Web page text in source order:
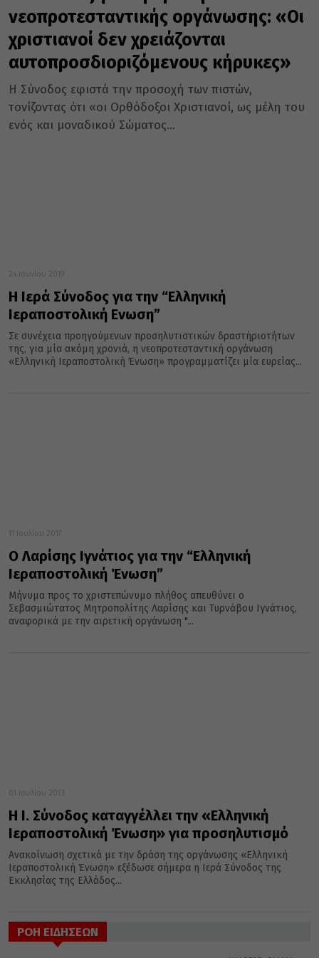
νεοπροτεσταντικής οργάνωσης: «Οι
χριστιανοί δεν χρειάζονται
αυτοπροσδιοριζόμενους κήρυκες»
Η Σύνοδος εφιστά την προσοχή των πιστών,
τονίζοντας ότι «οι Ορθόδοξοι Χριστιανοί, ως μέλη του
ενός και μοναδικού Σώματος...
24 Ιουνίου 2019
Η Ιερά Σύνοδος για την “Ελληνική
Ιεραποστολική Ενωση”
Σε συνέχεια προηγούμενων προσηλυτιστικών δραστήριοτήτων
της, για μία ακόμη χρονιά, η νεοπροτεσταντική οργάνωση
«Ελληνική Ιεραποστολική Ένωση» προγραμματίζει μία ευρείας...
11 Ιουλίου 2017
Ο Λαρίσης Ιγνάτιος για την “Ελληνική
Ιεραποστολική Ένωση”
Μήνυμα προς το χριστεπώνυμο πλήθος απευθύνει ο
Σεβασμιώτατος Μητροπολίτης Λαρίσης και Τυρνάβου Ιγνάτιος,
αναφορικά με την αιρετική οργάνωση "...
01 Ιουλίου 2013
Η Ι. Σύνοδος καταγγέλλει την «Ελληνική
Ιεραποστολική Ένωση» για προσηλυτισμό
Ανακοίνωση σχετικά με την δράση της οργάνωσης «Ελληνική
Ιεραποστολική Ένωση» εξέδωσε σήμερα η Ιερά Σύνοδος της
Εκκλησίας της Ελλάδος...
ΡΟΗ ΕΙΔΗΣΕΩΝ